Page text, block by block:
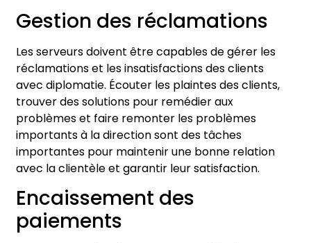
Gestion des réclamations
Les serveurs doivent être capables de gérer les
réclamations et les insatisfactions des clients
avec diplomatie. Écouter les plaintes des clients,
trouver des solutions pour remédier aux
problèmes et faire remonter les problèmes
importants à la direction sont des tâches
importantes pour maintenir une bonne relation
avec la clientèle et garantir leur satisfaction.
Encaissement des
paiements